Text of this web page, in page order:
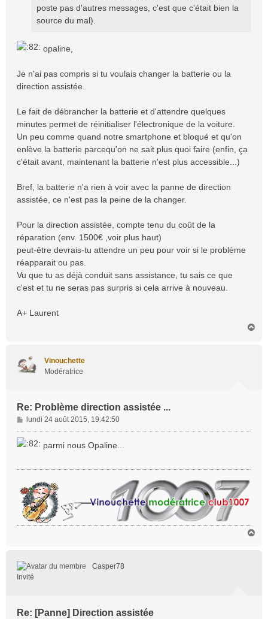
poste pas d'autres messages, c'est que c'était bien la
source du mal).
opaline,
Je n'ai pas compris si tu voulais changer la batterie ou la
direction assistée.
Le fait de débrancher la batterie et d'attendre quelques
minutes permet de réinitialiser l'électronique de la voiture.
Un peu comme quand notre smartphone et bloqué et qu'on
enlève la batterie parcequ'on ne sait plus quoi faire (enfin, ça
c'était avant, maintenant la batterie n'est plus accessible...)
Bref, la batterie n'a rien à voir avec la panne de direction
assistée, ce n'est pas la peine de la changer.
Pour la direction assistée, compte tenu du coût de la
réparation (env. 1500€ ,voir plus haut)
peut-être devrais-tu attendre un peu pour voir si le problème
réapparait ou pas.
Vu que tu as déjà conduit sans assistance, tu sais ce que
c'est et tu ne seras pas surpris si cela arrive à nouveau.
A+ Laurent
Vinouchette
Modératrice
Re: Problème direction assistée ...
M
e
s
lundi 24 août 2015, 19:42:50
parmi nous Opaline...
Casper78
Invité
Re: [Panne] Direction assistée